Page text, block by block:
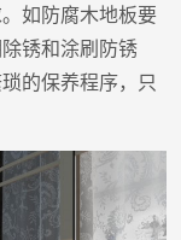
如防腐木地板要
锈和涂刷防锈
的保养程序，只